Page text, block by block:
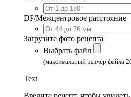
DP/Межцентровое расстояние
Загрузите фото рецепта
Выбрать файл
(максимальный размер файла
Text